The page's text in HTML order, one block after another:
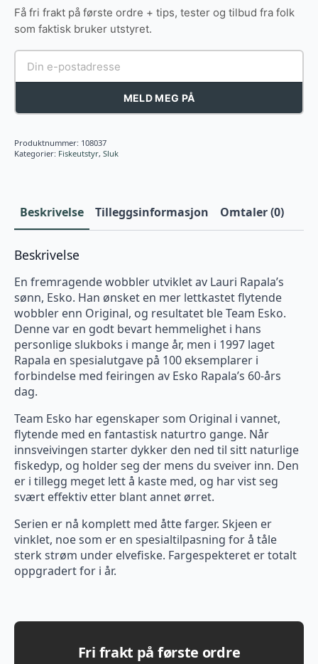
Få fri frakt på første ordre + tips, tester og tilbud fra folk
som faktisk bruker utstyret.
MELD MEG PÅ
Produktnummer: 108037
Kategorier: Fiskeutstyr, Sluk
Beskrivelse Tilleggsinformasjon Omtaler (0)
Beskrivelse
En fremragende wobbler utviklet av Lauri Rapala’s
sønn, Esko. Han ønsket en mer lettkastet flytende
wobbler enn Original, og resultatet ble Team Esko.
Denne var en godt bevart hemmelighet i hans
personlige slukboks i mange år, men i 1997 laget
Rapala en spesialutgave på 100 eksemplarer i
forbindelse med feiringen av Esko Rapala’s 60-års
dag.
Team Esko har egenskaper som Original i vannet,
flytende med en fantastisk naturtro gange. Når
innsveivingen starter dykker den ned til sitt naturlige
fiskedyp, og holder seg der mens du sveiver inn. Den
er i tillegg meget lett å kaste med, og har vist seg
svært effektiv etter blant annet ørret.
Serien er nå komplett med åtte farger. Skjeen er
vinklet, noe som er en spesialtilpasning for å tåle
sterk strøm under elvefiske. Fargespekteret er totalt
oppgradert for i år.
Fri frakt på første ordre